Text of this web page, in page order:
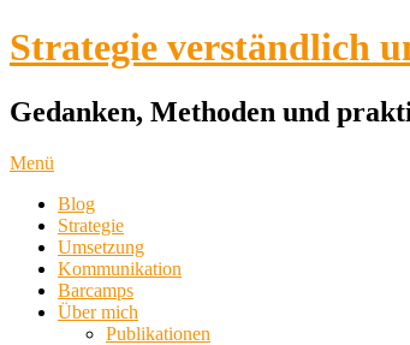
Strategie verständlich
Gedanken, Methoden und
Menü
Blog
Strategie
Umsetzung
Kommunikation
Barcamps
Über mich
Publikationen